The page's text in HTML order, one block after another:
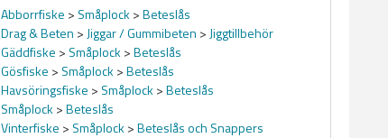
Abborrfiske > Småplock >Beteslås
Drag & Beten > Jiggar / Gummibeten > Jiggtillbehör
Gäddfiske > Småplock >Beteslås
Gösfiske > Småplock >Beteslås
Havsöringsfiske > Småplock >Beteslås
Småplock >Beteslås
Vinterfiske > Småplock >Beteslås och Snappers